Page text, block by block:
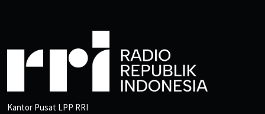
Kantor Pusat LPP RRI